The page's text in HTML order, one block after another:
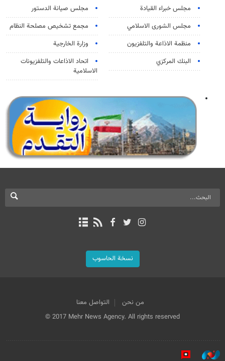
مجلس خبراء القيادة
مجلس صيانة الدستور
مجلس الشورى الاسلامي
مجمع تشخيص مصلحة النظام
منظمة الاذاعة والتلفزیون
وزارة الخارجية
البنك المركزي
اتحاد الاذاعات والتلفزيونات
الاسلامية
نسخة الحاسوب
من نحن
التواصل معنا
© 2017 Mehr News Agency. All rights reserved